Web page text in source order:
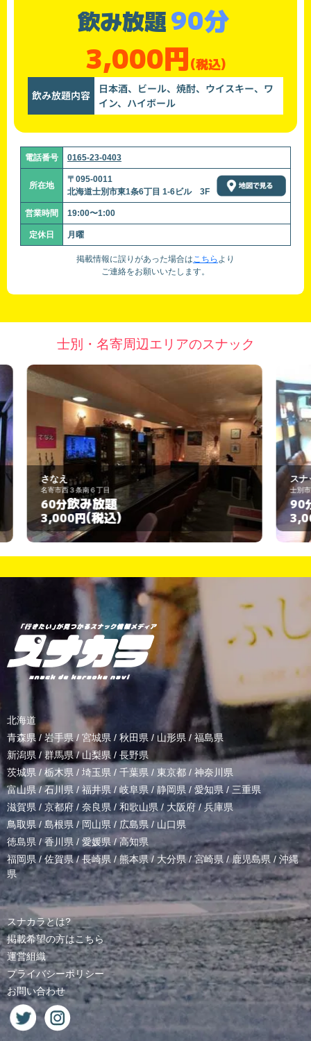
飲み放題90分
3,000円(税込)
飲み放題内容
日本酒、ビール、焼酎、ウイスキー、ワ
イン、ハイボール
電話番号 0165-23-0403
所在地
〒095-0011
北海道士別市東1条6丁目 1-6ビル 3F
営業時間 19:00〜1:00
定休日 月曜
掲載情報に誤りがあった場合はこちら より
ご連絡をお願いいたします。
士別・名寄周辺エリアのスナック
スナック 2nd ジュネス
士別市東一条6丁目
90分飲み放題
3,000円(税込)
北海道
青森県 / 岩手県/ 宮城県 / 秋田県 / 山形県/ 福島県
新潟県 /群馬県/山梨県 / 長野県
茨城県 / 栃木県 / 埼玉県 / 千葉県 / 東京都 / 神奈川県
富山県 /石川県/福井県/岐阜県 / 静岡県 / 愛知県 / 三重県
滋賀県 / 京都府 / 奈良県 / 和歌山県/ 大阪府 /兵庫県
鳥取県/ 島根県 /岡山県/ 広島県 / 山口県
徳島県 /香川県 / 愛媛県/高知県
福岡県/佐賀県/長崎県 /熊本県/ 大分県/宮崎県 /鹿児島県 / 沖縄
県
スナカラとは?
掲載希望の方はこちら
運営組織
プライバシーポリシー
お問い合わせ